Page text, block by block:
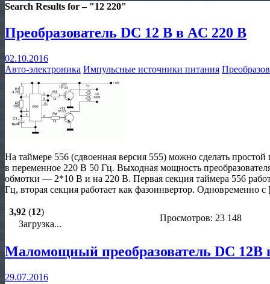
Search Results for – "12 220"
Преобразователь DC 12 В в AC 220 В
02.10.2016
Авто-электроника Импульсные источники питания
На таймере 556 (сдвоенная версия 555) можно сделать
в переменное 220 В 50 Гц. Выходная мощность
обмотки — 2*10 В и на 220 В. Первая секция таймера 556
Гц, вторая секция работает как фазоинвертор. Одновременно
3,92 (12)
Загрузка...
Просмотров: 23 148
Маломощный преобразователь DC 12В
29.07.2016